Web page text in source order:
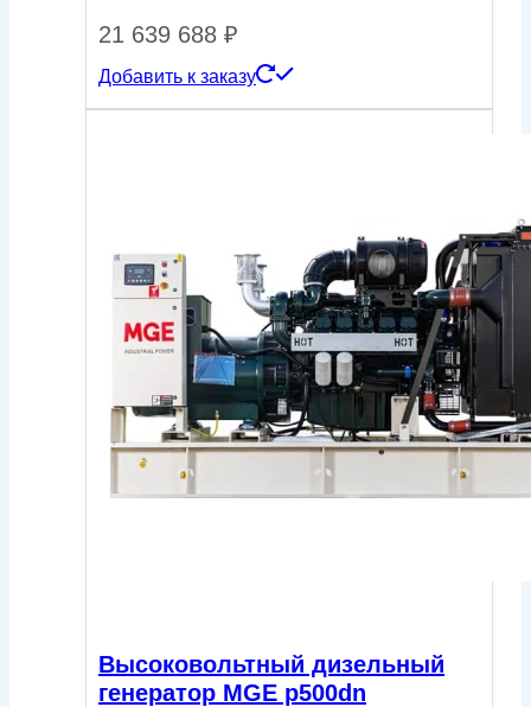
21 639 688 ₽
Добавить к заказу
Высоковольтный дизельный
генератор MGE p500dn